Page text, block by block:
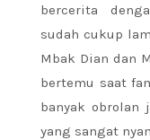
bercerita
sudah cukup
Mbak Dian dan
bertemu saat
banyak obrolan
yang sangat